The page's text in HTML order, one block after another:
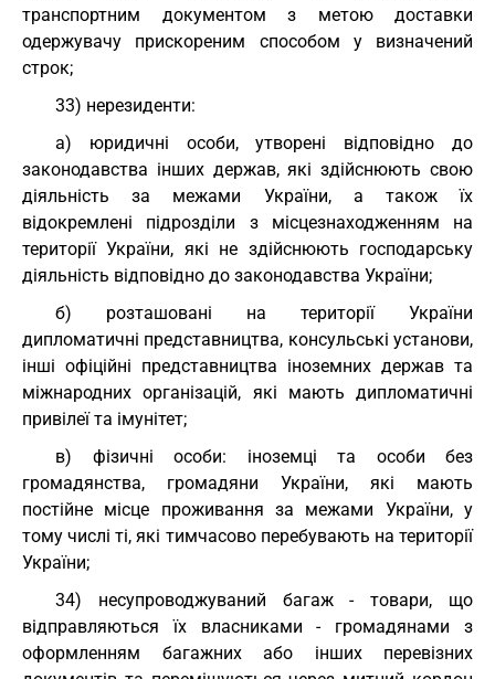
транспортним документом з метою доставки
одержувачу прискореним способом у визначений
строк;
33) нерезиденти:
а) юридичні особи, утворені відповідно до
законодавства інших держав, які здійснюють свою
діяльність за межами України, а також їх
відокремлені підрозділи з місцезнаходженням на
території України, які не здійснюють господарську
діяльність відповідно до законодавства України;
б) розташовані на території України
дипломатичні представництва, консульські установи,
інші офіційні представництва іноземних держав та
міжнародних організацій, які мають дипломатичні
привілеї та імунітет;
в) фізичні особи: іноземці та особи без
громадянства, громадяни України, які мають
постійне місце проживання за межами України, у
тому числі ті, які тимчасово перебувають на території
України;
34) несупроводжуваний багаж - товари, що
відправляються їх власниками - громадянами з
оформленням багажних або інших перевізних